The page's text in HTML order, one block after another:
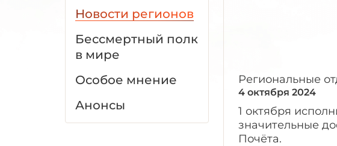
Новости регионов
Бессмертный полк
в мире
Особое мнение
Анонсы
Региональные
4 октября 2024
1 октября
значительные
Почёта.